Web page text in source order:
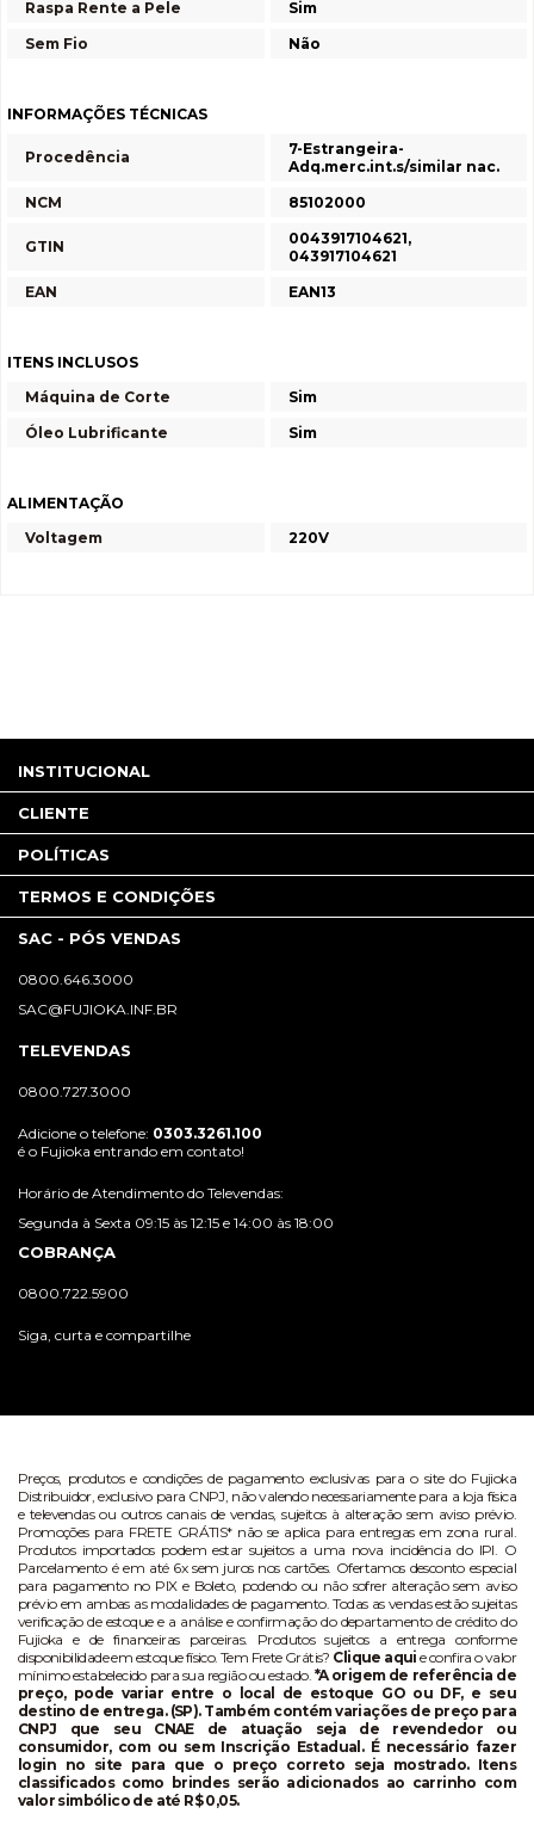
Raspa Rente a Pele
Sim
Sem Fio
Não
INFORMAÇÕES TÉCNICAS
Procedência
7-Estrangeira-
Adq.merc.int.s/similar nac.
NCM
85102000
GTIN
0043917104621,
043917104621
EAN
EAN13
ITENS INCLUSOS
Máquina de Corte
Sim
Óleo Lubrificante
Sim
ALIMENTAÇÃO
Voltagem
220V
INSTITUCIONAL
CLIENTE
POLÍTICAS
TERMOS E CONDIÇÕES
SAC - PÓS VENDAS
0800.646.3000
SAC@FUJIOKA.INF.BR
TELEVENDAS
0800.727.3000
Adicione o telefone: 0303.3261.100
é o Fujioka entrando em contato!
Horário de Atendimento do Televendas:
Segunda à Sexta 09:15 às 12:15 e 14:00 às 18:00
COBRANÇA
0800.722.5900
Siga, curta e compartilhe
Preços, produtos e condições de pagamento exclusivas para o site do Fujioka
Distribuidor, exclusivo para CNPJ, não valendo necessariamente para a loja física
e televendas ou outros canais de vendas, sujeitos à alteração sem aviso prévio.
Promoções para FRETE GRÁTIS* não se aplica para entregas em zona rural.
Produtos importados podem estar sujeitos a uma nova incidência do IPI. O
Parcelamento é em até 6x sem juros nos cartões. Ofertamos desconto especial
para pagamento no PIX e Boleto, podendo ou não sofrer alteração sem aviso
prévio em ambas as modalidades de pagamento. Todas as vendas estão sujeitas
verificação de estoque e a análise e confirmação do departamento de crédito do
Fujioka e de financeiras parceiras. Produtos sujeitos a entrega conforme
disponibilidade em estoque físico. Tem Frete Grátis? Clique aqui e confira o valor
mínimo estabelecido para sua região ou estado. *A origem de referência de
preço, pode variar entre o local de estoque GO ou DF, e seu
destino de entrega. (SP). Também contém variações de preço para
CNPJ que seu CNAE de atuação seja de revendedor ou
consumidor, com ou sem Inscrição Estadual. É necessário fazer
login no site para que o preço correto seja mostrado. Itens
classificados como brindes serão adicionados ao carrinho com
valor simbólico de até R$ 0,05.